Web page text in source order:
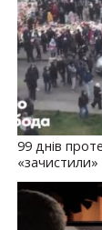
99 днів